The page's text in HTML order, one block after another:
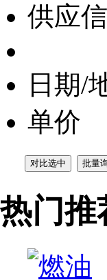
供应
日期/
单价
热门推